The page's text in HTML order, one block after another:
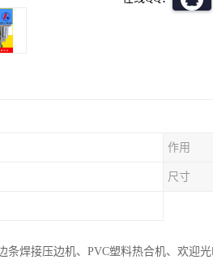
作用
尺寸
条焊接压边机、PVC塑料热合机、欢迎